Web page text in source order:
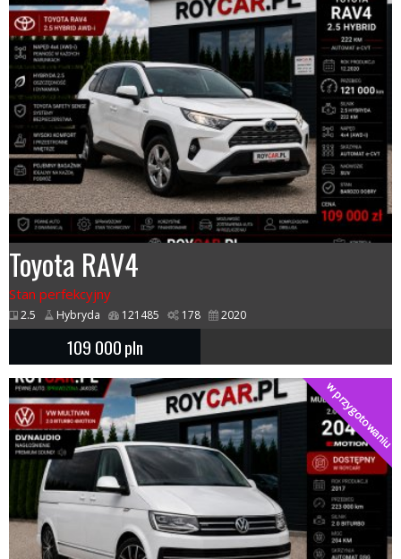
Toyota RAV4
Stan perfekcyjny
2.5 Hybryda 121485 178 2020
109 000pln
w przygotowaniu